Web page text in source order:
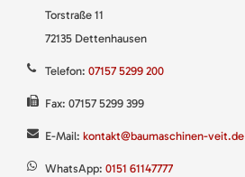
Torstraße 11
72135 Dettenhausen
Telefon: 07157 5299 200
Fax: 07157 5299 399
E-Mail: kontakt@baumaschinen-veit.de
WhatsApp: 0151 61147777